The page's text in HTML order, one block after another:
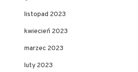
listopad 2023
kwiecień 2023
marzec 2023
luty 2023